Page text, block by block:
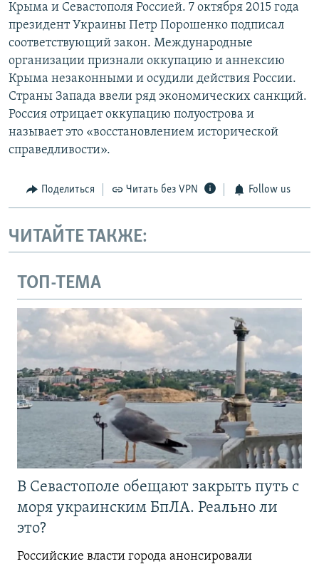
Крыма и Севастополя Россией. 7 октября 2015 года
президент Украины Петр Порошенко подписал
соответствующий закон. Международные
организации признали оккупацию и аннексию
Крыма незаконными и осудили действия России.
Страны Запада ввели ряд экономических санкций.
Россия отрицает оккупацию полуострова и
называет это «восстановлением исторической
справедливости».
Поделиться Читать без VPN Follow us
ЧИТАЙТЕ ТАКЖЕ:
ТОП-ТЕМА
В Севастополе обещают закрыть путь с
моря украинским БпЛА. Реально ли
это?
Российские власти города анонсировали